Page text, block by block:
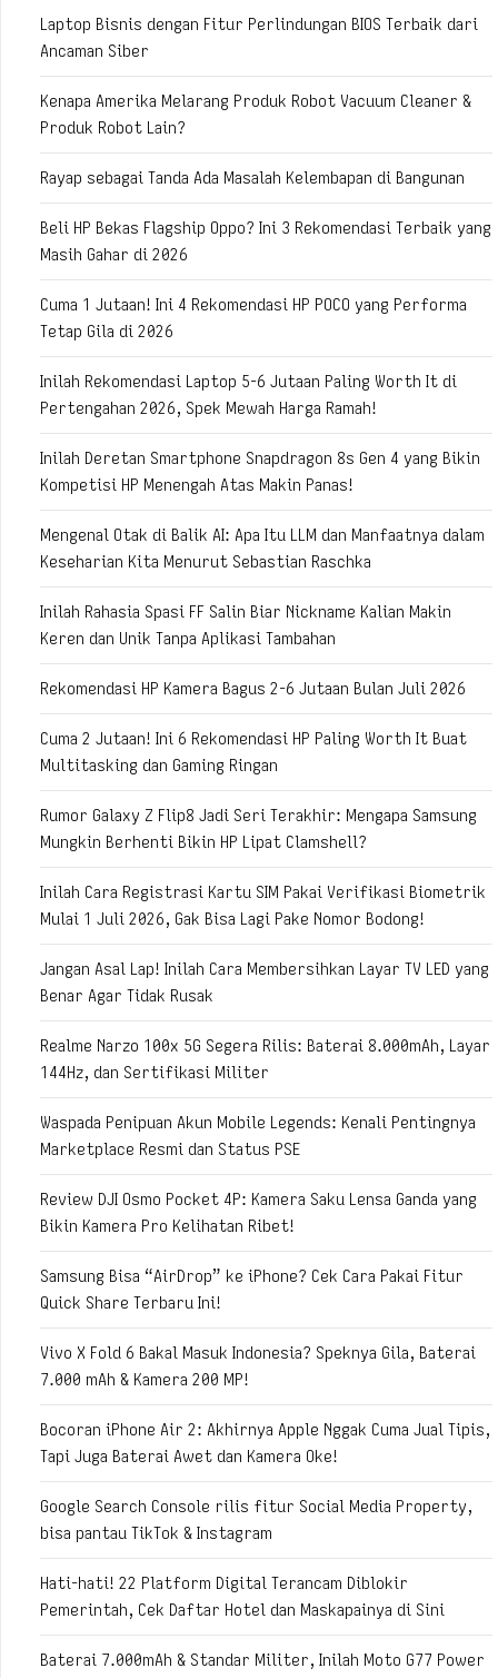
Laptop Bisnis dengan Fitur Perlindungan BIOS Terbaik dari
Ancaman Siber
Kenapa Amerika Melarang Produk Robot Vacuum Cleaner &
Produk Robot Lain?
Rayap sebagai Tanda Ada Masalah Kelembapan di Bangunan
Beli HP Bekas Flagship Oppo? Ini 3 Rekomendasi Terbaik yang
Masih Gahar di 2026
Cuma 1 Jutaan! Ini 4 Rekomendasi HP POCO yang Performa
Tetap Gila di 2026
Inilah Rekomendasi Laptop 5-6 Jutaan Paling Worth It di
Pertengahan 2026, Spek Mewah Harga Ramah!
Inilah Deretan Smartphone Snapdragon 8s Gen 4 yang Bikin
Kompetisi HP Menengah Atas Makin Panas!
Mengenal Otak di Balik AI: Apa Itu LLM dan Manfaatnya dalam
Keseharian Kita Menurut Sebastian Raschka
Inilah Rahasia Spasi FF Salin Biar Nickname Kalian Makin
Keren dan Unik Tanpa Aplikasi Tambahan
Rekomendasi HP Kamera Bagus 2-6 Jutaan Bulan Juli 2026
Cuma 2 Jutaan! Ini 6 Rekomendasi HP Paling Worth It Buat
Multitasking dan Gaming Ringan
Rumor Galaxy Z Flip8 Jadi Seri Terakhir: Mengapa Samsung
Mungkin Berhenti Bikin HP Lipat Clamshell?
Inilah Cara Registrasi Kartu SIM Pakai Verifikasi Biometrik
Mulai 1 Juli 2026, Gak Bisa Lagi Pake Nomor Bodong!
Jangan Asal Lap! Inilah Cara Membersihkan Layar TV LED yang
Benar Agar Tidak Rusak
Realme Narzo 100x 5G Segera Rilis: Baterai 8.000mAh, Layar
144Hz, dan Sertifikasi Militer
Waspada Penipuan Akun Mobile Legends: Kenali Pentingnya
Marketplace Resmi dan Status PSE
Review DJI Osmo Pocket 4P: Kamera Saku Lensa Ganda yang
Bikin Kamera Pro Kelihatan Ribet!
Samsung Bisa “AirDrop” ke iPhone? Cek Cara Pakai Fitur
Quick Share Terbaru Ini!
Vivo X Fold 6 Bakal Masuk Indonesia? Speknya Gila, Baterai
7.000 mAh & Kamera 200 MP!
Bocoran iPhone Air 2: Akhirnya Apple Nggak Cuma Jual Tipis,
Tapi Juga Baterai Awet dan Kamera Oke!
Google Search Console rilis fitur Social Media Property,
bisa pantau TikTok & Instagram
Hati-hati! 22 Platform Digital Terancam Diblokir
Pemerintah, Cek Daftar Hotel dan Maskapainya di Sini
Baterai 7.000mAh & Standar Militer, Inilah Moto G77 Power